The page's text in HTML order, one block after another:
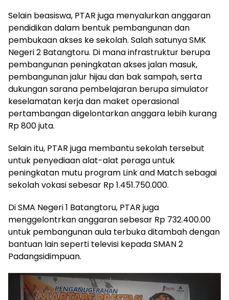
Selain beasiswa, PTAR juga menyalurkan anggaran
pendidikan dalam bentuk pembangunan dan
pembukaan akses ke sekolah. Salah satunya SMK
Negeri 2 Batangtoru. Di mana infrastruktur berupa
pembangunan peningkatan akses jalan masuk,
pembangunan jalur hijau dan bak sampah, serta
dukungan sarana pembelajaran berupa simulator
keselamatan kerja dan maket operasional
pertambangan digelontarkan anggara lebih kurang
Rp 800 juta.
Selain itu, PTAR juga membantu sekolah tersebut
untuk penyediaan alat-alat peraga untuk
peningkatan mutu program Link and Match sebagai
sekolah vokasi sebesar Rp 1.451.750.000.
Di SMA Negeri 1 Batangtoru, PTAR juga
menggelontrkan anggaran sebesar Rp 732.400.00
untuk pembangunan aula terbuka ditambah dengan
bantuan lain seperti televisi kepada SMAN 2
Padangsidimpuan.